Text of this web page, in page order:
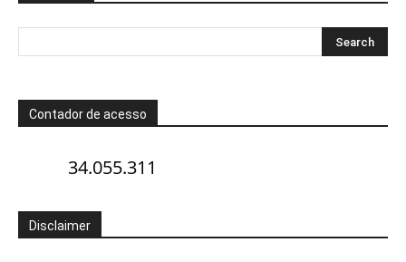
Contador de acesso
34.055.311
Disclaimer